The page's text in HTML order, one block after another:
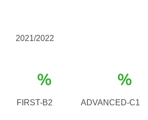
2021/2022
%
FIRST-B2
%
ADVANCED-C1